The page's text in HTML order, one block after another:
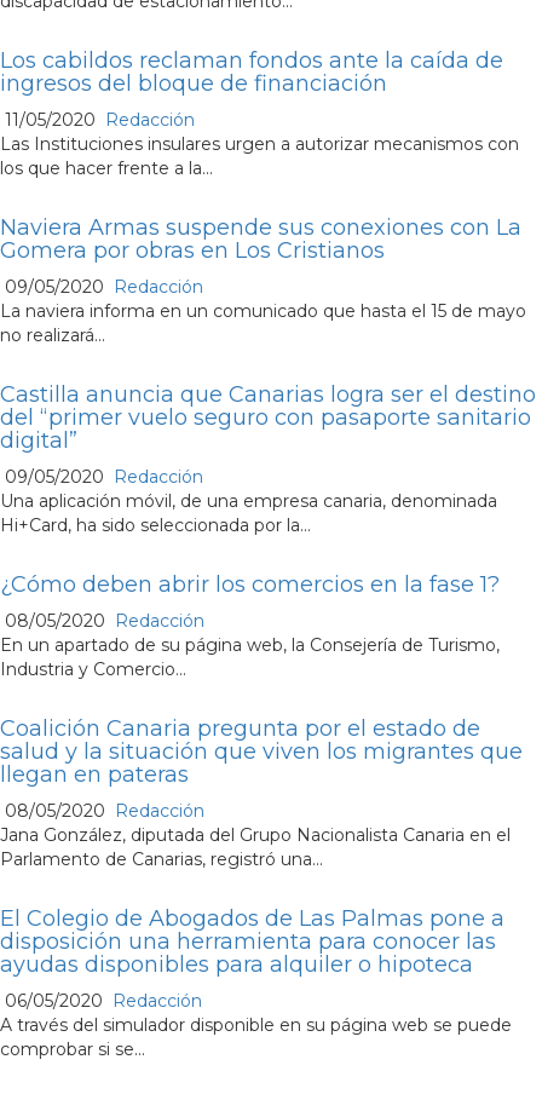
Los cabildos reclaman fondos ante la caída de
ingresos del bloque de financiación
11/05/2020
Redacción
Las Instituciones insulares urgen a autorizar mecanismos con
los que hacer frente a la...
Naviera Armas suspende sus conexiones con La
Gomera por obras en Los Cristianos
09/05/2020
Redacción
La naviera informa en un comunicado que hasta el 15 de mayo
no realizará...
Castilla anuncia que Canarias logra ser el destino
del “primer vuelo seguro con pasaporte sanitario
digital”
09/05/2020
Redacción
Una aplicación móvil, de una empresa canaria, denominada
Hi+Card, ha sido seleccionada por la...
¿Cómo deben abrir los comercios en la fase 1?
08/05/2020
Redacción
En un apartado de su página web, la Consejería de Turismo,
Industria y Comercio...
Coalición Canaria pregunta por el estado de
salud y la situación que viven los migrantes que
llegan en pateras
08/05/2020
Redacción
Jana González, diputada del Grupo Nacionalista Canaria en el
Parlamento de Canarias, registró una...
El Colegio de Abogados de Las Palmas pone a
disposición una herramienta para conocer las
ayudas disponibles para alquiler o hipoteca
06/05/2020
Redacción
A través del simulador disponible en su página web se puede
comprobar si se...